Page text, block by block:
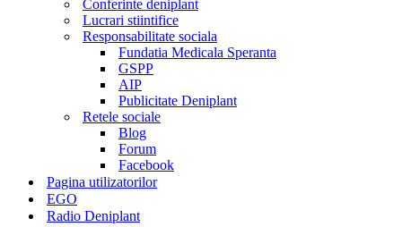
Conferinte deniplant
Lucrari stiintifice
Responsabilitate sociala
Fundatia Medicala Speranta
GSPP
AIP
Publicitate Deniplant
Retele sociale
Blog
Forum
Facebook
Pagina utilizatorilor
EGO
Radio Deniplant